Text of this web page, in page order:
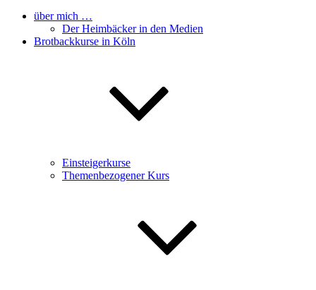
über mich …
Der Heimbäcker in den Medien
Brotbackkurse in Köln
Einsteigerkurse
Themenbezogener Kurs